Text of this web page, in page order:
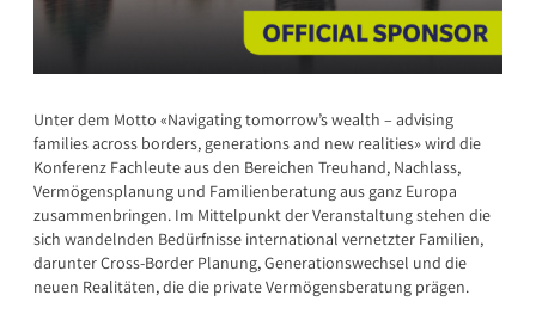
Unter dem Motto «Navigating tomorrow’s wealth – advising
families across borders, generations and new realities» wird die
Konferenz Fachleute aus den Bereichen Treuhand, Nachlass,
Vermögensplanung und Familienberatung aus ganz Europa
zusammenbringen. Im Mittelpunkt der Veranstaltung stehen die
sich wandelnden Bedürfnisse international vernetzter Familien,
darunter Cross-Border Planung, Generationswechsel und die
neuen Realitäten, die die private Vermögensberatung prägen.